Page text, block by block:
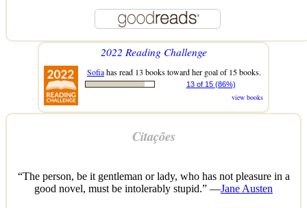
2022 Reading Challenge
Sofiahas read 13 books toward her goal of 15 books.
13 of 15 (86%)
view books
Citações
“The person, be it gentleman or lady, who has not pleasure in a
good novel, must be intolerably stupid.” —Jane Austen